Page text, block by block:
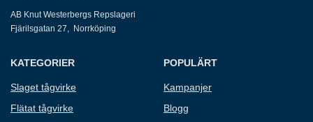
AB Knut Westerbergs Repslageri
Fjärilsgatan 27, Norrköping
KATEGORIER
Slaget tågvirke
Flätat tågvirke
POPULÄRT
Kampanjer
Blogg